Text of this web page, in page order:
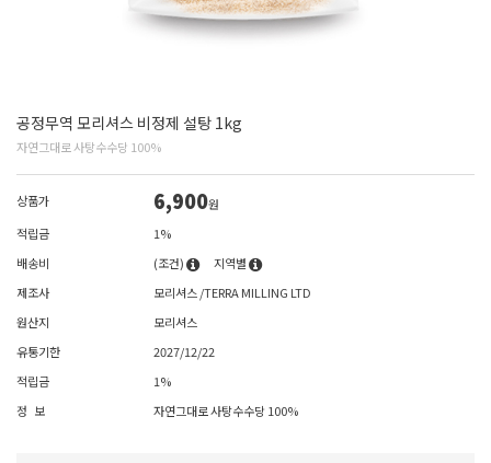
공정무역 모리셔스 비정제 설탕 1kg
자연그대로 사탕수수당 100%
상품가 6,900원
적립금
1%
배송비
(조건)
지역별
제조사
모리셔스 /TERRA MILLING LTD
원산지
모리셔스
유통기한
2027/12/22
적립금
1%
정 보
자연그대로 사탕수수당 100%